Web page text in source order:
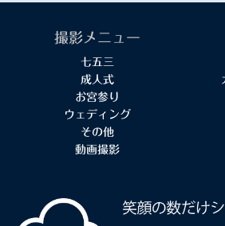
撮影メニュー
七五三
成人式
お宮参り
ウェディング
その他
動画撮影